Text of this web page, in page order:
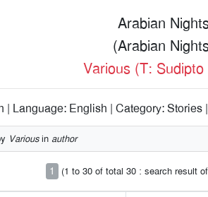
Arabian
(Arabian
Various (T:
| Language: English | Category:
Variousin author
1 (1 to 30 of total 30 : search result